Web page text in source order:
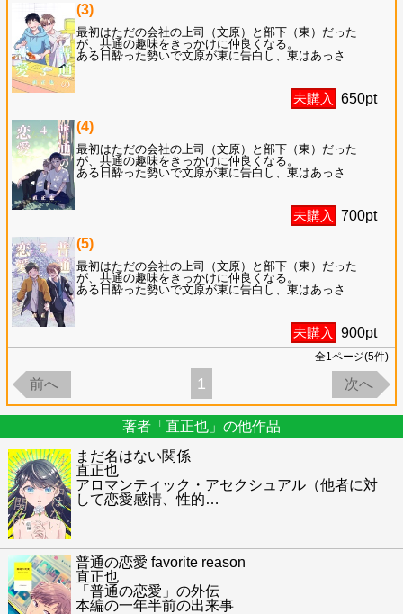
(3)
最初はただの会社の上司（文原）と部下（東）だった
が、共通の趣味をきっかけに仲良くなる。
ある日酔った勢いで文原が東に告白し、東はあっさ
未購入 650pt
(4)
最初はただの会社の上司（文原）と部下（東）だった
が、共通の趣味をきっかけに仲良くなる。
ある日酔った勢いで文原が東に告白し、東はあっさ
未購入 700pt
(5)
最初はただの会社の上司（文原）と部下（東）だった
が、共通の趣味をきっかけに仲良くなる。
ある日酔った勢いで文原が東に告白し、東はあっさ
未購入 900pt
全1ページ(5件)
前へ 1 次へ
著者「直正也」の他作品
まだ名はない関係
直正也
アロマンティック・アセクシュアル（他者に対
して恋愛感情、性的…
普通の恋愛 favorite reason
直正也
「普通の恋愛」の外伝
本編の一年半前の出来事